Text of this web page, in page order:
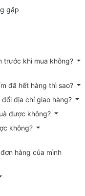
gặp
trước khi mua không?
đã hết hàng thì sao?
địa chỉ giao hàng?
được không?
không?
hàng của mình